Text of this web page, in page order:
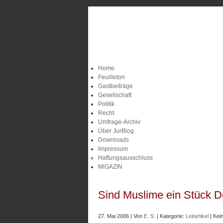
Home
Feuilleton
Gastbeiträge
Gesellschaft
Politik
Recht
Umfrage-Archiv
Über JurBlog
Downloads
Impressum
Haftungsausschluss
MiGAZIN
Sind Muslime ein Stück
27. Mai 2006 | Von E. S. | Kategorie: Leitartikel |